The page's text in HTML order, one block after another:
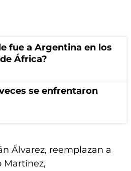
fue a Argentina en los
África?
se enfrentaron
Álvarez, reemplazan a
Martínez,